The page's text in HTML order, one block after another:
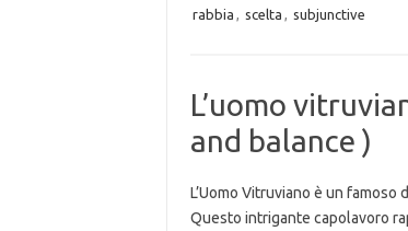
rabbia , scelta , subjunctive
L’uomo
and balance )
L’Uomo Vitruviano è un
Questo intrigante capolavoro